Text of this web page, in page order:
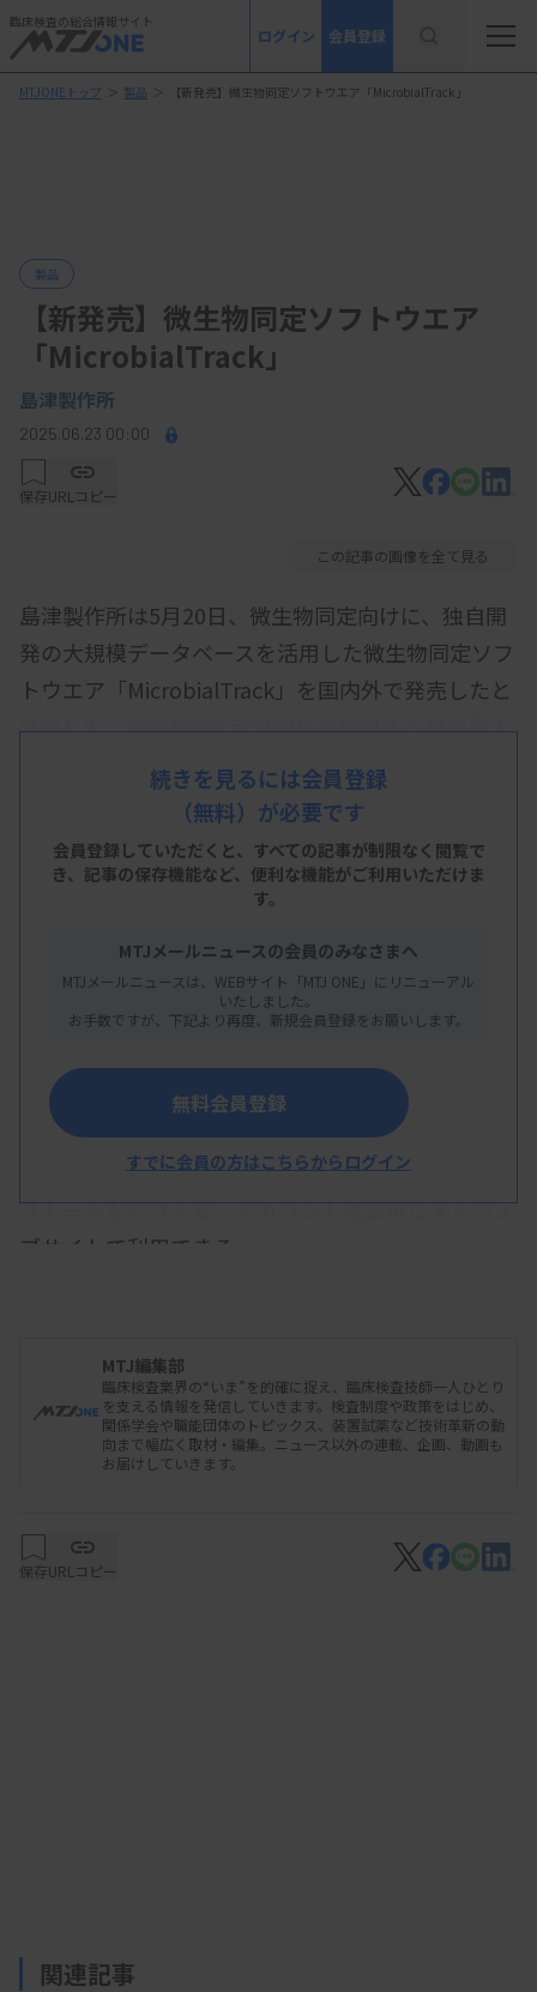
臨床検査の総合情報サイト
ログイン 会員登録
MTJONEトップ ＞ 製品 ＞ 【新発売】微生物同定ソフトウエア「MicrobialTrack」
製品
【新発売】微生物同定ソフトウエア
「MicrobialTrack」
島津製作所
2025.06.23 00:00
保存URLコピー
この記事の画像を全て見る
島津製作所は5月20日、微生物同定向けに、独自開
発の大規模データベースを活用した微生物同定ソフ
トウエア「MicrobialTrack」を国内外で発売したと
発表した。微生物約8万5000種を網羅する業界最大
のデータベースを活用し、微生物を3時間以内で特
定するという。
同製品は、ゲノム配列から推定された微生物の蛋白
質の理論質量との類似度で同定する「プロテオミク
ス法」を採用。マトリックス支援レーザー脱離イオ
ン化質量分析計で取得した微生物の測定結果をデー
タベースに照会し、約8万5000種の微生物（バクテ
リア、アーキア）の中から、該当する微生物を特定
する。
クラウドサービスのため、専用ソフトウエアのイン
ストールなどは不要。アカウント登録後にすぐウェ
ブサイトで利用できる。
は、発売後1年間で国内外合わせて100ライセンス
を販売目標にしている。
同製品は、産業技術総合研究所と製品評価技術基盤
続きを見るには会員登録
（無料）が必要です
会員登録していただくと、すべての記事が制限なく閲覧で
き、 記事の保存機能など、便利な機能がご利用いただけま
す。
MTJメールニュースの会員のみなさまへ
MTJメールニュースは、WEBサイト「MTJ ONE」にリニューアル
いたしました。
お手数ですが、下記より再度、新規会員登録をお願いします。
無料会員登録
すでに会員の方はこちらからログイン
MTJ編集部
臨床検査業界の“いま”を的確に捉え、臨床検査技師一人ひとり
を支える情報を発信していきます。検査制度や政策をはじめ、
関係学会や職能団体のトピックス、装置試薬など技術革新の動
向まで幅広く取材・編集。ニュース以外の連載、企画、動画も
お届けしていきます。
保存URLコピー
関連記事